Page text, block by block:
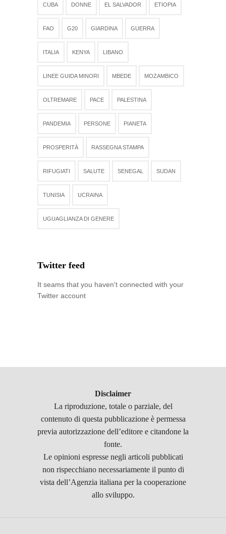
CUBA DONNE EL SALVADOR ETIOPIA
FAO G20 GIARDINA GUERRA
ITALIA KENYA LIBANO
LINEE GUIDA MINORI MBEDE MOZAMBICO
OLTREMARE PACE PALESTINA
PANDEMIA PERSONE PIANETA
PROSPERITÀ RASSEGNA STAMPA
RIFUGIATI SALUTE SENEGAL SUDAN
TUNISIA UCRAINA
UGUAGLIANZA DI GENERE
Twitter feed
It seams that you haven't connected with your
Twitter account
Disclaimer
La riproduzione, totale o parziale, del
contenuto di questa pubblicazione è permessa
previa autorizzazione dell’editore e citandone la
fonte.
Le opinioni espresse negli articoli pubblicati
non rispecchiano necessariamente il punto di
vista dell’Agenzia italiana per la cooperazione
allo sviluppo.